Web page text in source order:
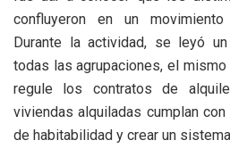
confluyeron en un
Durante la actividad, se leyó
todas las agrupaciones, el mismo
regule los contratos de
viviendas alquiladas cumplan
de habitabilidad y crear un